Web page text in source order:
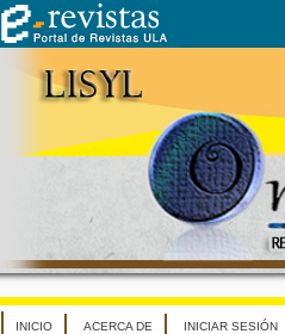
INICIO ACERCA DE INICIAR SESIÓN